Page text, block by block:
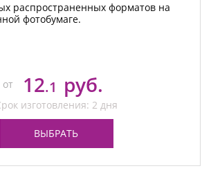
распространенных форматов на
фотобумаге.
от 12.1 руб.
изготовления: 2 дня
ВЫБРАТЬ